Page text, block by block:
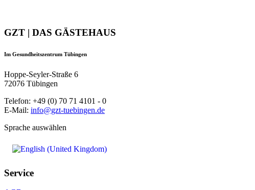
GZT | DAS GÄSTEHAUS
Im Gesundheitszentrum Tübingen
Hoppe-Seyler-Straße 6
72076 Tübingen
Telefon: +49 (0) 70 71 4101 - 0
E-Mail: info@gzt-tuebingen.de
Sprache auswählen
Service